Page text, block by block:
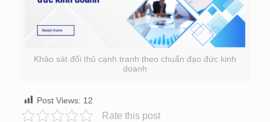
Khảo sát đối thủ cạnh tranh theo chuẩn đạo đức kinh
doanh
Post Views: 12
Rate this post